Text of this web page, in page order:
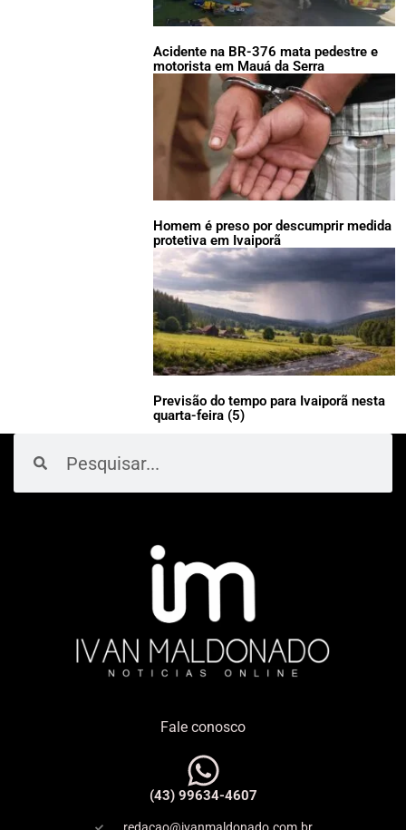
Acidente na BR-376 mata pedestre e
motorista em Mauá da Serra
Homem é preso por descumprir medida
protetiva em Ivaiporã
Previsão do tempo para Ivaiporã nesta
quarta-feira (5)
Fale conosco
(43) 99634-4607